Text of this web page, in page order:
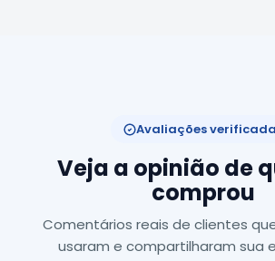
Avaliações
Veja a opinião de
comprou
Comentários reais de clientes
usaram e compartilharam sua